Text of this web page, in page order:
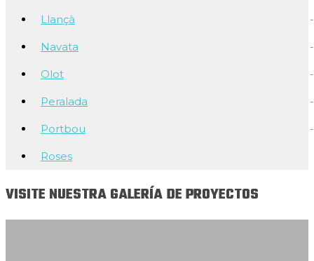
Llançà
Navata
Olot
Peralada
Portbou
Roses
VISITE NUESTRA GALERÍA DE PROYECTOS